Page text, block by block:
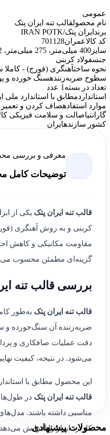
عمومی
نام محصولقالب تنه ایران پتک
برند ایران پتک/IRAN POTK
کد کالاعمران701128
سایز 400 میلی‌متر، 275 میلی‌متر، 242 میلی‌متر
جنسفولاد کربنی
نحوه ساختآهنگری (فورج) -
سطوح ضربه‌زنندهسنگ خورده و
تعداد در بسته 1 عدد
استانداردمطابق با استاندارد ملی
موارد استفادهصاف کردن و تعمیر
گارانتیاصالت و سلامت فیزیکی
کشور سازندهایران
معرفی و بررسی
توضیحات کامل
قالب تنه ایران پتک یکی از
کربنی و به روش آهنگری
مقاومت مکانیکی و کاهش
گزینه‌ای مطمئن محسوب
بررسی قالب تنه
قالب تنه ایران پتک به‌طور
ضربه‌زننده آن سنگ‌خورده و
دقت عملیات صافکاری و
می‌شود. در نتیجه، کیفیت
این محصول مطابق با استاندارد ملی ایران به شماره 18236 تولید می‌شود
قالب تنه ایران پتک در طول‌ها
مناسبی داشته باشند.
کاربرد ابزار را افزایش
محصولات پیشنهادی